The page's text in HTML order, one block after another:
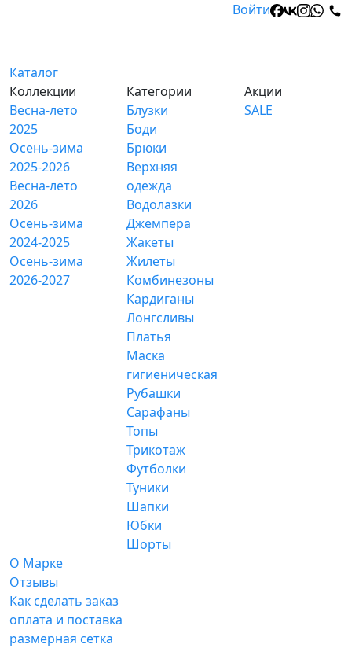
Войти
Каталог
Коллекции
Весна-лето
2025
Осень-зима
2025-2026
Весна-лето
2026
Осень-зима
2024-2025
Осень-зима
2026-2027
Категории
Блузки
Боди
Брюки
Верхняя
одежда
Водолазки
Джемпера
Жакеты
Жилеты
Комбинезоны
Кардиганы
Лонгсливы
Платья
Маска
гигиеническая
Рубашки
Сарафаны
Топы
Трикотаж
Футболки
Туники
Шапки
Юбки
Шорты
Акции
SALE
О Марке
Отзывы
Как сделать заказ
оплата и поставка
размерная сетка